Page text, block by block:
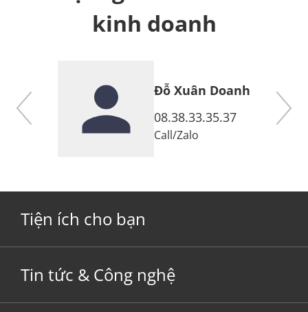
kinh doanh
Đỗ Xuân Doanh
08.38.33.35.37
Call/Zalo
Tiện ích cho bạn
Tin tức & Công nghệ